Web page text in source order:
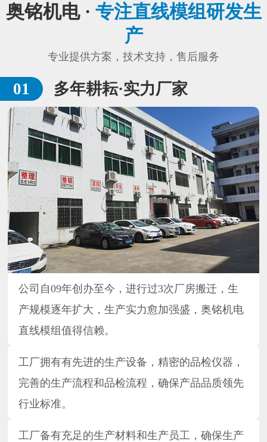
奥铭机电 · 专注直线模组研发生
产
专业提供方案，技术支持，售后服务
多年耕耘·实力厂家
公司自09年创办至今，进行过3次厂房搬迁，生
产规模逐年扩大，生产实力愈加强盛，奥铭机电
直线模组值得信赖。
工厂拥有有先进的生产设备，精密的品检仪器，
完善的生产流程和品检流程，确保产品品质领先
行业标准。
工厂备有充足的生产材料和生产员工，确保生产